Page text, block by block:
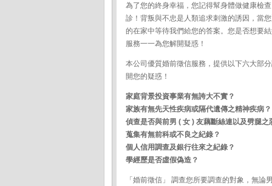
為了您的終身幸福，您記得幫身體做健康檢
診！背叛與不忠是人類追求刺激的誘因，當
的在家中等待我們給您的答案。您是否想要
服務一一為您解開疑惑！
本公司優質婚前徵信服務，提供以下六大部
開您的疑惑！
家庭背景投資事業有無誇大不實？
家族有無先天性疾病或隔代遺傳之精神疾病？
偵查是否與前男 ( 女 ) 友藕斷絲連以及劈腿之
蒐集有無前科或不良之紀錄？
個人信用調查及銀行往來之紀錄？
學經歷是否虛假偽造？
「婚前徵信」 調查您所要調查的對象，無